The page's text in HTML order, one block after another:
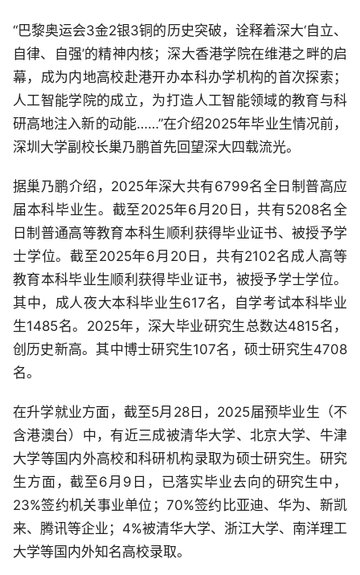
“巴黎奥运会3金2银3铜的历史突破，诠释着深大‘自立、
自律、自强’的精神内核；深大香港学院在维港之畔的启
幕，成为内地高校赴港开办本科办学机构的首次探索；
人工智能学院的成立，为打造人工智能领域的教育与科
研高地注入新的动能……”在介绍2025年毕业生情况前，
深圳大学副校长巢乃鹏首先回望深大四载流光。
据巢乃鹏介绍，2025年深大共有6799名全日制普高应
届本科毕业生。截至2025年6月20日，共有5208名全
日制普通高等教育本科生顺利获得毕业证书、被授予学
士学位。截至2025年6月20日，共有2102名成人高等
教育本科毕业生顺利获得毕业证书，被授予学士学位。
其中，成人夜大本科毕业生617名，自学考试本科毕业
生1485名。2025年，深大毕业研究生总数达4815名，
创历史新高。其中博士研究生107名，硕士研究生4708
名。
在升学就业方面，截至5月28日，2025届预毕业生（不
含港澳台）中，有近三成被清华大学、北京大学、牛津
大学等国内外高校和科研机构录取为硕士研究生。研究
生方面，截至6月9日，已落实毕业去向的研究生中，
23%签约机关事业单位；70%签约比亚迪、华为、新凯
来、腾讯等企业；4%被清华大学、浙江大学、南洋理工
大学等国内外知名高校录取。